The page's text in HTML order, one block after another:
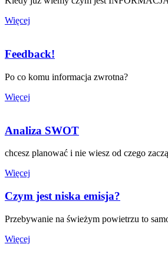
Więcej
Feedback!
Po co komu informacja zwrotna?
Więcej
Analiza SWOT
chcesz planować i nie wiesz od czego
Więcej
Czym jest niska emisja?
Przebywanie na świeżym powietrzu to
Więcej